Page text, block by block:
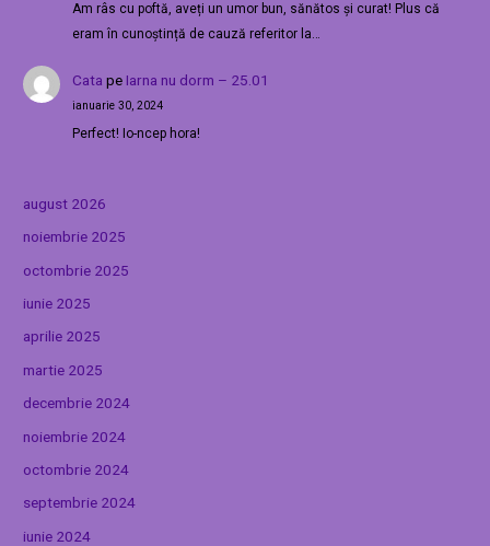
Am râs cu poftă, aveți un umor bun, sănătos și curat! Plus că
eram în cunoștință de cauză referitor la…
Cata pe Iarna nu dorm – 25.01
ianuarie 30, 2024
Perfect! Io-ncep hora!
august 2026
noiembrie 2025
octombrie 2025
iunie 2025
aprilie 2025
martie 2025
decembrie 2024
noiembrie 2024
octombrie 2024
septembrie 2024
iunie 2024